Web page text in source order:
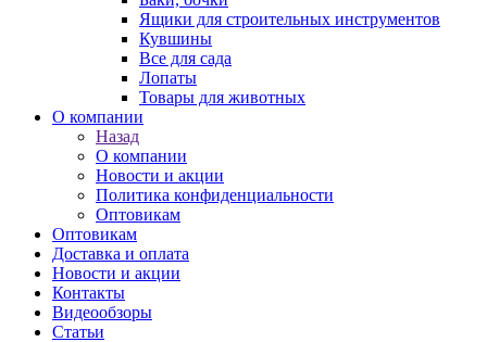
Ящики для строительных инструментов
Кувшины
Все для сада
Лопаты
Товары для животных
О компании
Назад
О компании
Новости и акции
Политика конфиденциальности
Оптовикам
Оптовикам
Доставка и оплата
Новости и акции
Контакты
Видеообзоры
Статьи